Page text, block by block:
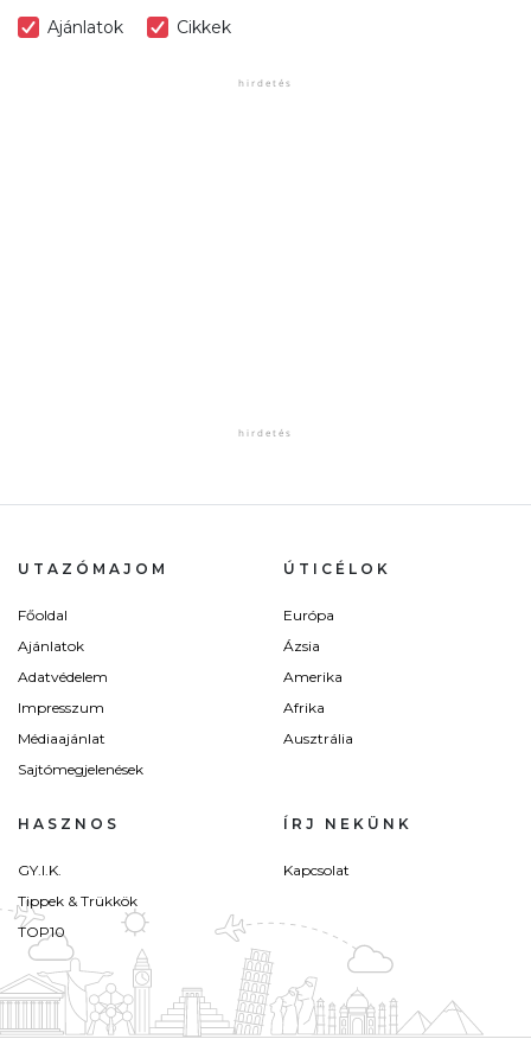
Ajánlatok Cikkek
UTAZÓMAJOM
Főoldal
Ajánlatok
Adatvédelem
Impresszum
Médiaajánlat
Sajtómegjelenések
ÚTICÉLOK
Európa
Ázsia
Amerika
Afrika
Ausztrália
HASZNOS
GY.I.K.
Tippek & Trükkök
TOP10
ÍRJ NEKÜNK
Kapcsolat